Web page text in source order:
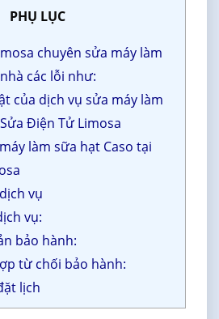
PHỤ LỤC
chuyên sửa máy làm
các lỗi như:
của dịch vụ sửa máy làm
Điện Tử Limosa
làm sữa hạt Caso tại
vụ
vụ:
bảo hành:
từ chối bảo hành:
lịch